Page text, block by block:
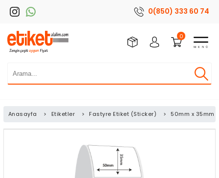
0(850) 333 60 74
0
Anasayfa > Etiketler > Fastyre Etiket (Sticker) > 50mm x 35mm